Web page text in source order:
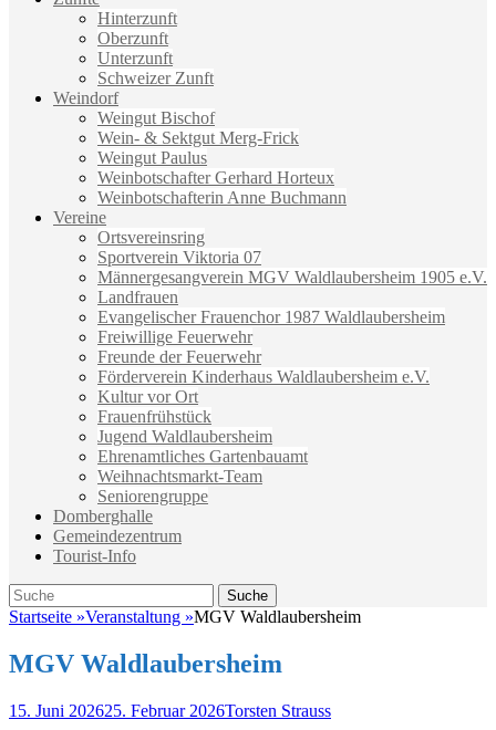
Hinterzunft
Oberzunft
Unterzunft
Schweizer Zunft
Weindorf
Weingut Bischof
Wein- & Sektgut Merg-Frick
Weingut Paulus
Weinbotschafter Gerhard Horteux
Weinbotschafterin Anne Buchmann
Vereine
Ortsvereinsring
Sportverein Viktoria 07
Männergesangverein MGV Waldlaubersheim 1905 e.V.
Landfrauen
Evangelischer Frauenchor 1987 Waldlaubersheim
Freiwillige Feuerwehr
Freunde der Feuerwehr
Förderverein Kinderhaus Waldlaubersheim e.V.
Kultur vor Ort
Frauenfrühstück
Jugend Waldlaubersheim
Ehrenamtliches Gartenbauamt
Weihnachtsmarkt-Team
Seniorengruppe
Domberghalle
Gemeindezentrum
Tourist-Info
Suche
Suche
nach:
Startseite »Veranstaltung »MGV Waldlaubersheim
MGV Waldlaubersheim
Veröffentlicht
15. Juni 202625. Februar 2026Autor
Torsten Strauss